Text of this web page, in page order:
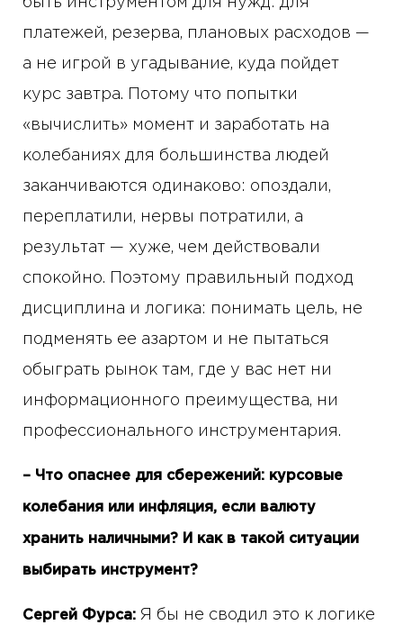
платежей, резерва, плановых расходов —
а не игрой в угадывание, куда пойдет
курс завтра. Потому что попытки
«вычислить» момент и заработать на
колебаниях для большинства людей
заканчиваются одинаково: опоздали,
переплатили, нервы потратили, а
результат — хуже, чем действовали
спокойно. Поэтому правильный подход
дисциплина и логика: понимать цель, не
подменять ее азартом и не пытаться
обыграть рынок там, где у вас нет ни
информационного преимущества, ни
профессионального инструментария.
– Что опаснее для сбережений: курсовые
колебания или инфляция, если валюту
хранить наличными? И как в такой ситуации
выбирать инструмент?
Сергей Фурса: Я бы не сводил это к логике